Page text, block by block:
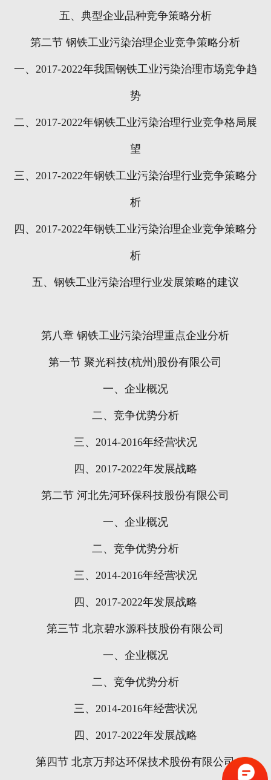
五、典型企业品种竞争策略分析
第二节 钢铁工业污染治理企业竞争策略分析
一、 2017-2022年我国钢铁工业污染治理市场竞争趋
势
二、 2017-2022年钢铁工业污染治理行业竞争格局展
望
三、 2017-2022年钢铁工业污染治理行业竞争策略分
析
四、 2017-2022年钢铁工业污染治理企业竞争策略分
析
五、钢铁工业污染治理行业发展策略的建议
第八章 钢铁工业污染治理重点企业分析
第一节 聚光科技(杭州)股份有限公司
一、企业概况
二、竞争优势分析
三、 2014-2016年经营状况
四、 2017-2022年发展战略
第二节 河北先河环保科技股份有限公司
一、企业概况
二、竞争优势分析
三、 2014-2016年经营状况
四、 2017-2022年发展战略
第三节 北京碧水源科技股份有限公司
一、企业概况
二、竞争优势分析
三、 2014-2016年经营状况
四、 2017-2022年发展战略
第四节 北京万邦达环保技术股份有限公司